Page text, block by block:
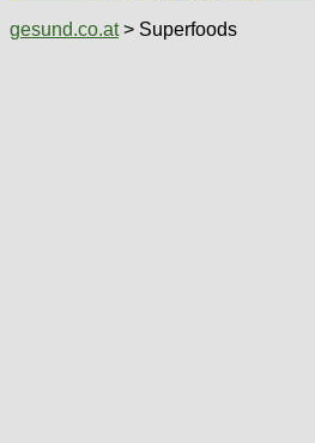
gesund.co.at> Superfoods